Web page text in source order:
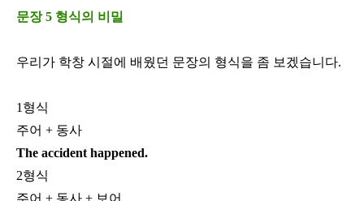
문장 5 형식의 비밀
우리가 학창 시절에 배웠던 문장의 형식을 좀 보겠습니다.
1 형식
주어 + 동사
The accident happened.
2형식